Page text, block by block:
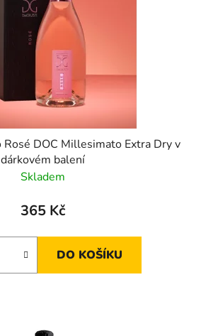
Rosé DOC Millesimato Extra Dry v
dárkovém balení
Skladem
365 Kč
DO KOŠÍKU